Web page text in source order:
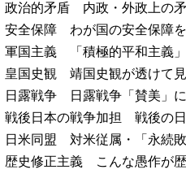
治的矛盾 内政・外政上の矛
全保障 わが国の安全保障を
国主義 「積極的平和主義」
国史観 靖国史観が透けて見
露戦争 日露戦争「賛美」に
後日本の戦争加担 戦後の日
米同盟 対米従属・「永続敗
史修正主義 こんな愚作が歴